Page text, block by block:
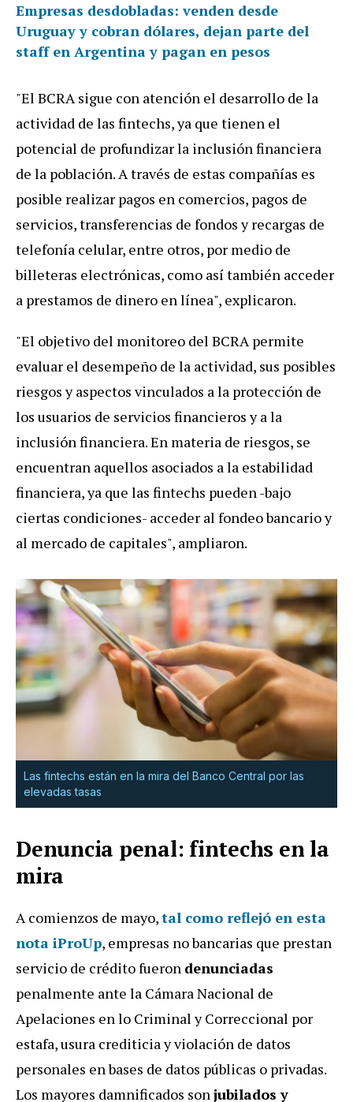
Empresas desdobladas: venden desde
Uruguay y cobran dólares, dejan parte del
staff en Argentina y pagan en pesos
"El BCRA sigue con atención el desarrollo de la
actividad de las fintechs, ya que tienen el
potencial de profundizar la inclusión financiera
de la población. A través de estas compañías es
posible realizar pagos en comercios, pagos de
servicios, transferencias de fondos y recargas de
telefonía celular, entre otros, por medio de
billeteras electrónicas, como así también acceder
a prestamos de dinero en línea", explicaron.
"El objetivo del monitoreo del BCRA permite
evaluar el desempeño de la actividad, sus posibles
riesgos y aspectos vinculados a la protección de
los usuarios de servicios financieros y a la
inclusión financiera. En materia de riesgos, se
encuentran aquellos asociados a la estabilidad
financiera, ya que las fintechs pueden -bajo
ciertas condiciones- acceder al fondeo bancario y
al mercado de capitales", ampliaron.
Las fintechs están en la mira del Banco Central por las
elevadas tasas
Denuncia penal: fintechs en la
mira
A comienzos de mayo,tal como reflejó en esta
nota iProUp, empresas no bancarias que prestan
servicio de crédito fueron denunciadas
penalmente ante la Cámara Nacional de
Apelaciones en lo Criminal y Correccional por
estafa, usura crediticia y violación de datos
personales en bases de datos públicas o privadas.
Los mayores damnificados sonjubilados y